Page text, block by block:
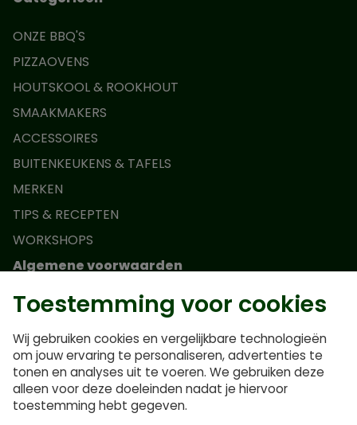
ONZE BBQ'S
PIZZAOVENS
HOUTSKOOL & ROOKHOUT
SMAAKMAKERS
ACCESSOIRES
BUITENKEUKENS & TAFELS
MERKEN
TIPS & RECEPTEN
WORKSHOPS
Algemene voorwaarden
Actievoorwaarden Monolith Junior
Algemene voorwaarden
Privacybeleid
Veelgestelde vragen
Cookiebeleid
Toestemming voor cookies
Wij gebruiken cookies en vergelijkbare technologieën
om jouw ervaring te personaliseren, advertenties te
tonen en analyses uit te voeren. We gebruiken deze
alleen voor deze doeleinden nadat je hiervoor
toestemming hebt gegeven.